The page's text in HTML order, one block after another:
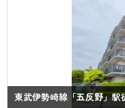
東武伊勢崎線「五反野」駅